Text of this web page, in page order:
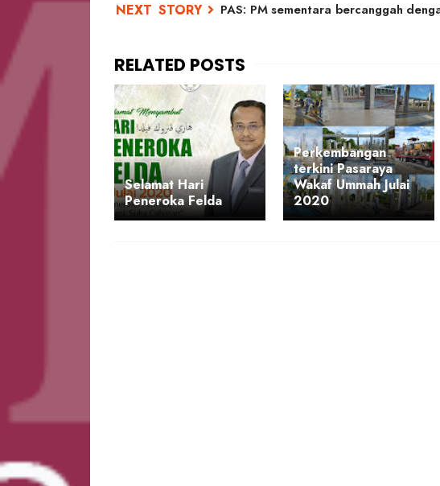
PAS: PM sementara bercanggah
Selamat Hari
Peneroka Felda
Perkembangan
terkini Pasaraya
Wakaf Ummah Julai
2020